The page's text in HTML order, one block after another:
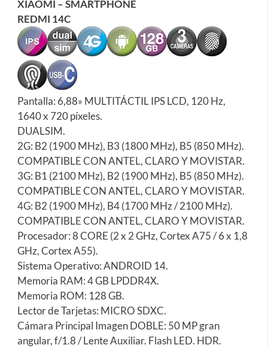
XIAOMI – SMARTPHONE
REDMI 14C
Pantalla: 6,88» MULTITÁCTIL IPS LCD, 120 Hz,
1640 x 720 píxeles.
DUALSIM.
2G: B2 (1900 MHz), B3 (1800 MHz), B5 (850 MHz).
COMPATIBLE CON ANTEL, CLARO Y MOVISTAR.
3G: B1 (2100 MHz), B2 (1900 MHz), B5 (850 MHz).
COMPATIBLE CON ANTEL, CLARO Y MOVISTAR.
4G: B2 (1900 MHz), B4 (1700 MHz / 2100 MHz).
COMPATIBLE CON ANTEL, CLARO Y MOVISTAR.
Procesador: 8 CORE (2 x 2 GHz, Cortex A75 / 6 x 1,8
GHz, Cortex A55).
Sistema Operativo: ANDROID 14.
Memoria RAM: 4 GB LPDDR4X.
Memoria ROM: 128 GB.
Lector de Tarjetas: MICRO SDXC.
Cámara Principal Imagen DOBLE: 50 MP gran
angular, f/1.8 / Lente Auxiliar. Flash LED. HDR.